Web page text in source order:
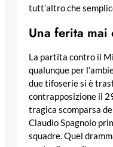
tutt’altro che
Una ferita mai
La partita contro il
qualunque per
due tifoserie si è
contrapposizione il
tragica scomparsa
Claudio Spagnolo
squadre. Quel